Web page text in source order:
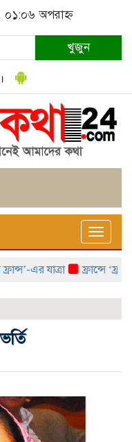
০১:০৬ অপরাহ্ন
খুজুন
Toggle
এর যাত্রা ফ্রান্সে ‘ফ্রাঙ্কো